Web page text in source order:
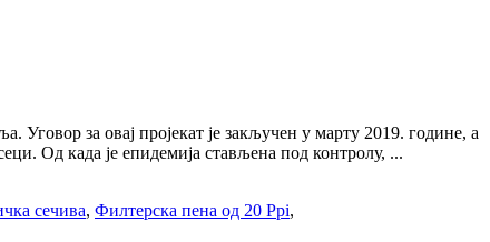
за овај пројекат је закључен у марту 2019. године, а
Од када је епидемија стављена под контролу, ...
сечива, Филтерска пена од 20 Ppi,